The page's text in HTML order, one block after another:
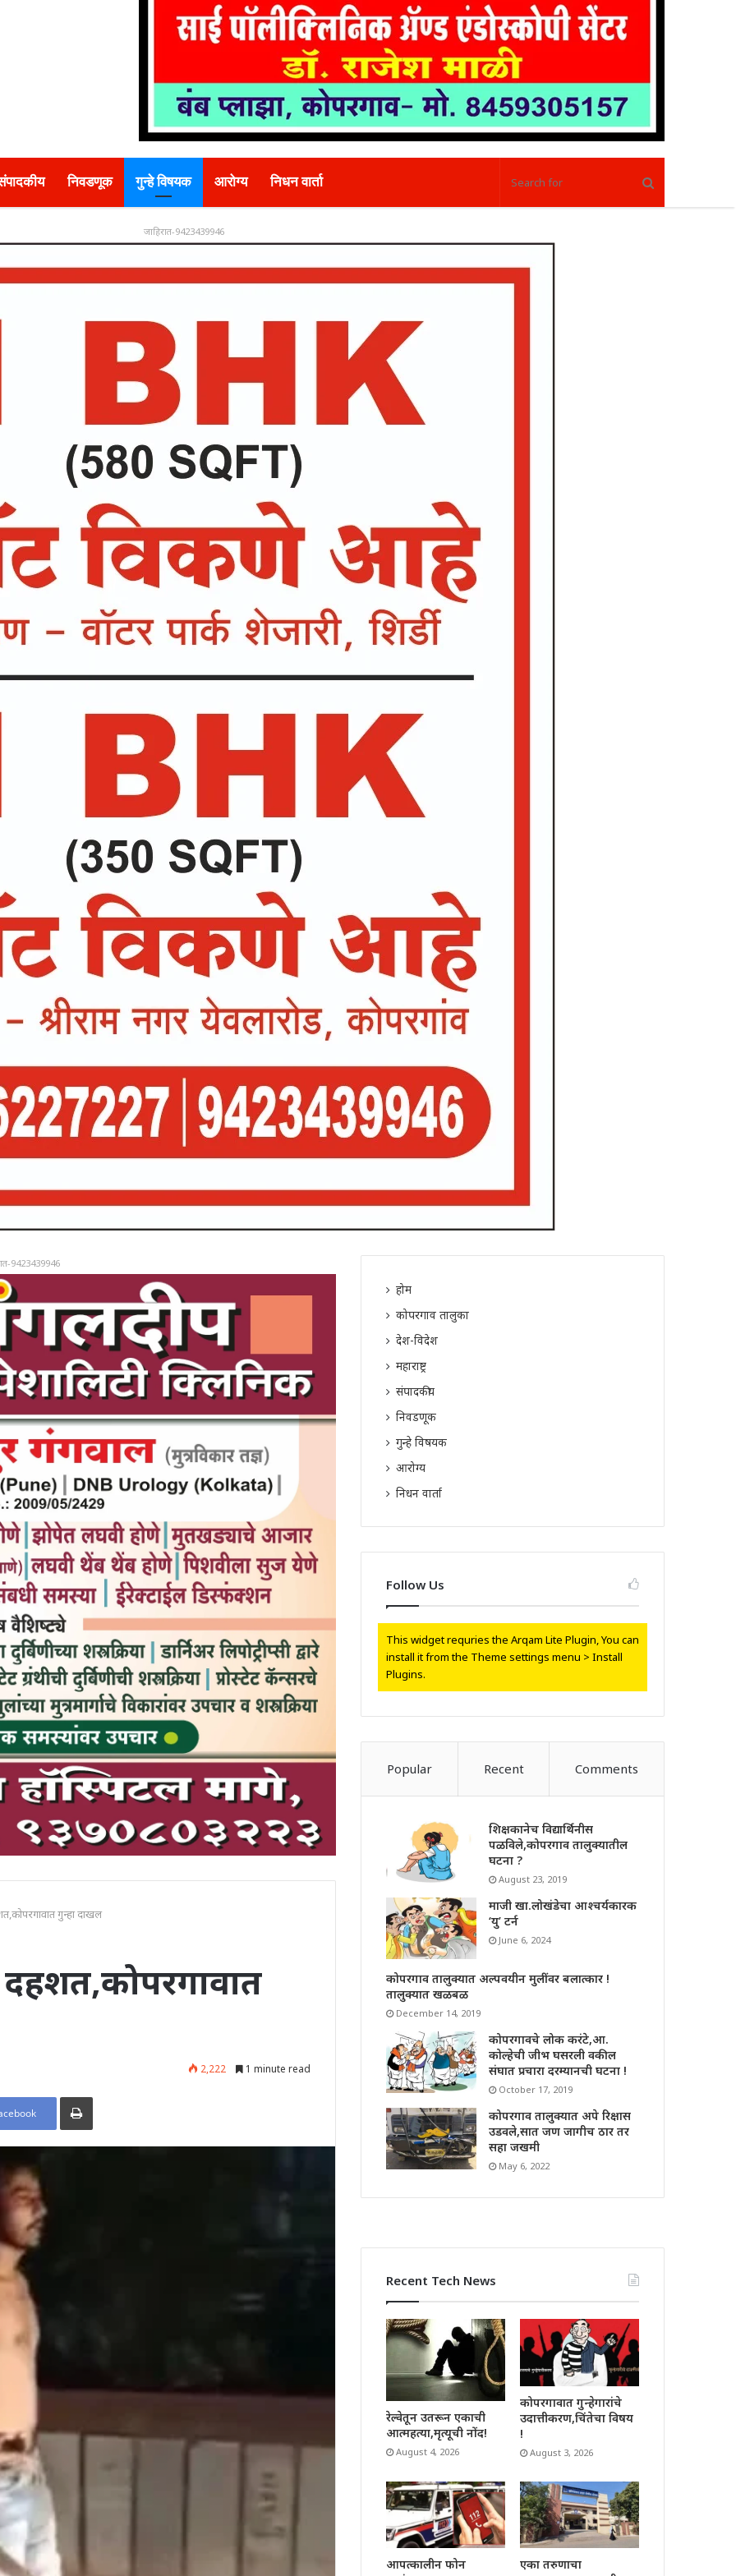
निवडणूक गुन्हे विषयक आरोग्य निधन वार्ता
जाहिरात-9423439946
9423439946
गुन्हा दाखल
2,222 1 minute read
Print
होम
कोपरगाव तालुका
देश-विदेश
महाराष्ट्र
संपादकीय
निवडणूक
गुन्हे विषयक
आरोग्य
निधन वार्ता
Follow Us
This widget requries the Arqam Lite Plugin, You can
install it from the Theme settings menu > Install
Plugins.
Popular Recent Comments
शिक्षकानेच विद्यार्थिनीस
पळविले,कोपरगाव तालुक्यातील
घटना ?
August 23, 2019
माजी खा.लोखंडेचा आश्चर्यकारक
‘यु’ टर्न
June 6, 2024
कोपरगाव तालुक्यात अल्पवयीन मुलींवर बलात्कार !
तालुक्यात खळबळ
December 14, 2019
कोपरगावचे लोक करंटे,आ.
कोल्हेची जीभ घसरली वकील
संघात प्रचारा दरम्यानची घटना !
October 17, 2019
कोपरगाव तालुक्यात अपे रिक्षास
उडवले,सात जण जागीच ठार तर
सहा जखमी
May 6, 2022
Recent Tech News
रेल्वेतून उतरून एकाची
आत्महत्या,मृत्यूची नोंद!
August 4, 2026
कोपरगावात गुन्हेगारांचे
उदात्तीकरण,चिंतेचा विषय
!
August 3, 2026
आपत्कालीन फोन
एका तरुणाचा